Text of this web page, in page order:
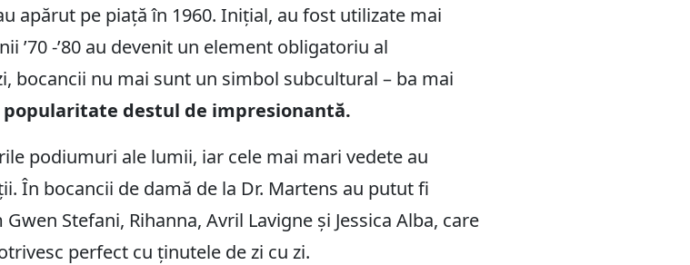
apărut pe piață în 1960. Inițial, au fost utilizate mai
’70 -’80 au devenit un element obligatoriu al
bocancii nu mai sunt un simbol subcultural – ba mai
destul de impresionantă.
podiumuri ale lumii, iar cele mai mari vedete au
În bocancii de damă de la Dr. Martens au putut fi
Stefani, Rihanna, Avril Lavigne și Jessica Alba, care
perfect cu ținutele de zi cu zi.